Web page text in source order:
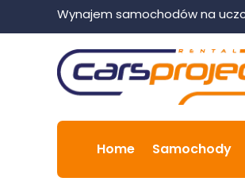
Wynajem samochodów na
Home Samochody